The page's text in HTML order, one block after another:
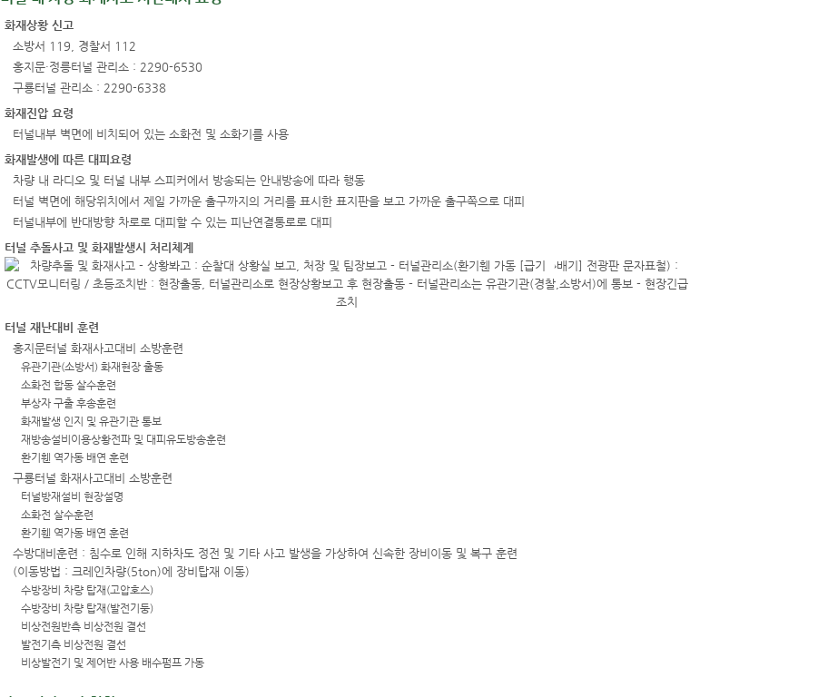
화재상황 신고
소방서 119, 경찰서 112
홍지문·정릉터널 관리소 : 2290-6530
구룡터널 관리소 : 2290-6338
화재진압 요령
터널내부 벽면에 비치되어 있는 소화전 및 소화기를 사용
화재발생에 따른 대피요령
차량 내 라디오 및 터널 내부 스피커에서 방송되는 안내방송에 따라 행동
터널 벽면에 해당위치에서 제일 가까운 출구까지의 거리를 표시한 표지판을 보고 가까운 출구쪽으로 대피
터널내부에 반대방향 차로로 대피할 수 있는 피난연결통로로 대피
터널 추돌사고 및 화재발생시 처리체계
터널 재난대비 훈련
홍지문터널 화재사고대비 소방훈련
유관기관(소방서) 화재현장 출동
소화전 합동 살수훈련
부상자 구출 후송훈련
화재발생 인지 및 유관기관 통보
재방송설비이용상황전파 및 대피유도방송훈련
환기휀 역가동 배연 훈련
구룡터널 화재사고대비 소방훈련
터널방재설비 현장설명
소화전 살수훈련
환기휀 역가동 배연 훈련
수방대비훈련 : 침수로 인해 지하차도 정전 및 기타 사고 발생을 가상하여 신속한 장비이동 및 복구 훈련
(이동방법 : 크레인차량(5ton)에 장비탑재 이동)
수방장비 차량 탑재(고압호스)
수방장비 차량 탑재(발전기둥)
비상전원반측 비상전원 결선
발전기측 비상전원 결선
비상발전기 및 제어반 사용 배수펌프 가동